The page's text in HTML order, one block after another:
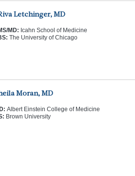
Letchinger, MD
MD: Icahn School of Medicine
The University of Chicago
Moran, MD
Albert Einstein College of Medicine
Brown University